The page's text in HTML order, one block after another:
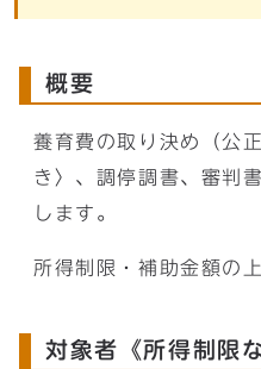
概要
養育費の取り決め（公
き〉、調停調書、審判
します。
所得制限・補助金額の
対象者《所得制限